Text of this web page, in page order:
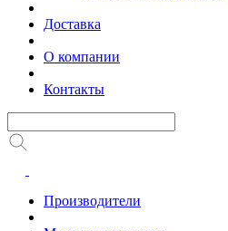
Доставка
О компании
Контакты
Производители